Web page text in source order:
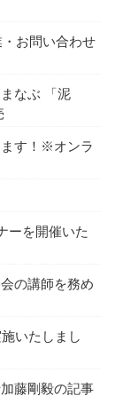
・お問い合わせ
なぶ 「泥
す！※オンラ
ーを開催いた
の講師を務め
いたしまし
藤剛毅の記事